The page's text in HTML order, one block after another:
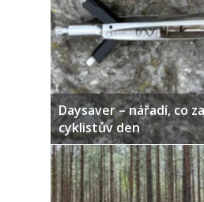
Daysaver – nářadí, co
cyklistův den